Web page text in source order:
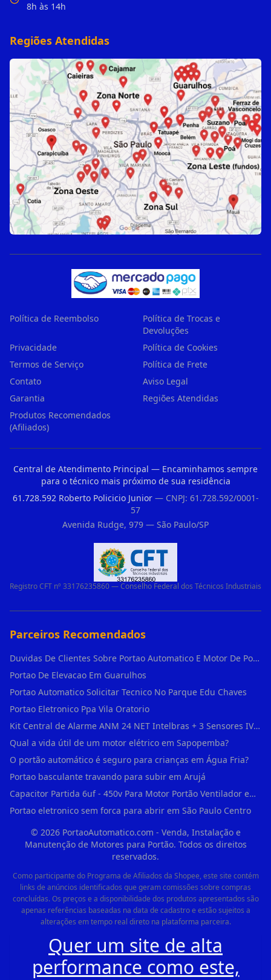
8h às 14h
Regiões Atendidas
Política de Reembolso
Política de Trocas e
Devoluções
Privacidade
Política de Cookies
Termos de Serviço
Política de Frete
Contato
Aviso Legal
Garantia
Regiões Atendidas
Produtos Recomendados
(Afiliados)
Central de Atendimento Principal — Encaminhamos sempre
para o técnico mais próximo de sua residência
61.728.592 Roberto Policicio Junior— CNPJ: 61.728.592/0001-
57
Avenida Rudge, 979 — São Paulo/SP
Registro CFT nº 33176235860 — Conselho Federal dos Técnicos Industriais
Parceiros Recomendados
Duvidas De Clientes Sobre Portao Automatico E Motor De Portao Motor De Portao Suspenso
Portao De Elevacao Em Guarulhos
Portao Automatico Solicitar Tecnico No Parque Edu Chaves
Portao Eletronico Ppa Vila Oratorio
Kit Central de Alarme ANM 24 NET Intelbras + 3 Sensores IVP 3000 CF + Bateria + em Vila Jacuí
Qual a vida útil de um motor elétrico em Sapopemba?
O portão automático é seguro para crianças em Água Fria?
Portao basculante travando para subir em Arujá
Capacitor Partida 6uf - 450v Para Motor Portão Ventilador em Vila Madalena
Portao eletronico sem forca para abrir em São Paulo Centro
© 2026PortaoAutomatico.com - Venda, Instalação e
Manutenção de Motores para Portão. Todos os direitos
reservados.
Como participante do Programa de Afiliados da Shopee, este site contém
links de anúncios identificados que geram comissões sobre compras
concluídas. Os preços e a disponibilidade dos produtos apresentados são
apenas referências baseadas na data de cadastro e estão sujeitos a
alterações em tempo real direto na plataforma parceira.
Quer um site de alta
performance como este,